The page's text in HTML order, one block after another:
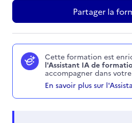
Partager la
Cette formation est
l'Assistant IA de
accompagner dans
En savoir plus sur